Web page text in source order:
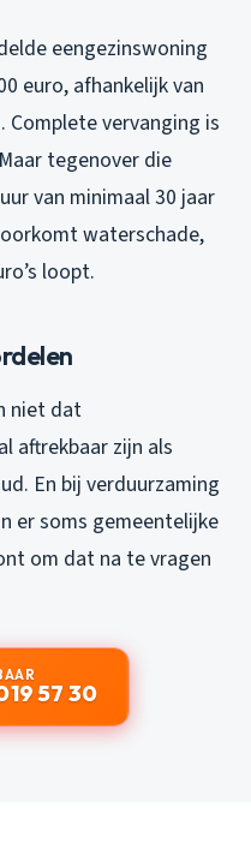
eengezinswoning
euro, afhankelijk van
vervanging is
tegenover die
van minimaal 30 jaar
waterschade,
loopt.
niet dat
aftrekbaar zijn als
En bij verduurzaming
er soms gemeentelijke
om dat na te vragen
57 30